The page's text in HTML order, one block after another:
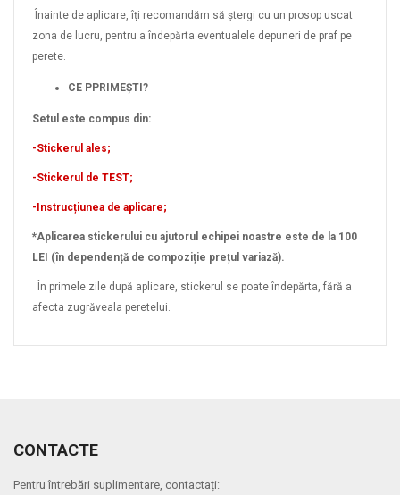
Înainte de aplicare, îți recomandăm să ștergi cu un prosop uscat
zona de lucru, pentru a îndepărta eventualele depuneri de praf pe
perete.
CE PPRIMEȘTI?
Setul este compus din:
-Stickerul ales;
-Stickerul de TEST;
-Instrucțiunea de aplicare;
*Aplicarea stickerului cu ajutorul echipei noastre este de la 100
LEI (în dependență de compoziție prețul variază).
În primele zile după aplicare, stickerul se poate îndepărta, fără a
afecta zugrăveala peretelui.
CONTACTE
Pentru întrebări suplimentare, contactați: